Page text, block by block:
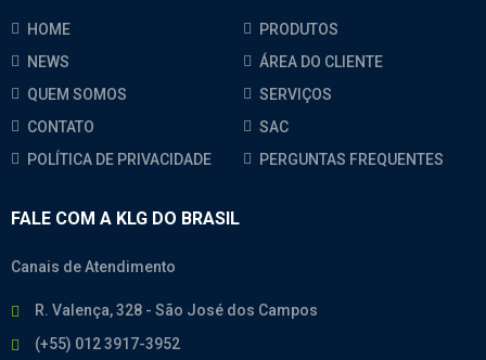
HOME
PRODUTOS
NEWS
ÁREA DO CLIENTE
QUEM SOMOS
SERVIÇOS
CONTATO
SAC
POLÍTICA DE PRIVACIDADE
PERGUNTAS FREQUENTES
FALE COM A KLG DO BRASIL
Canais de Atendimento
R. Valença, 328 - São José dos Campos
(+55) 012 3917-3952